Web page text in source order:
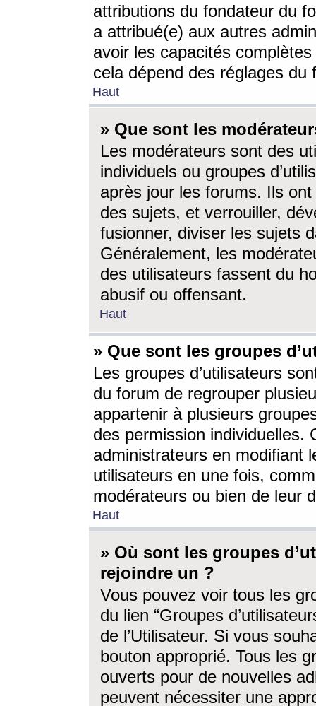
attributions du fondateur du
a attribué(e) aux autres
avoir les capacités
cela dépend des réglages du
Haut
» Que sont les
Les modérateurs sont des
individuels ou groupes
après jour les forums. Ils ont
des sujets, et verrouiller,
fusionner, diviser les sujets
Généralement, les
des utilisateurs fassent du
abusif ou offensant.
Haut
» Que sont les groupes
Les groupes d’utilisateurs
du forum de regrouper
appartenir à plusieurs
des permission individuelles.
administrateurs en modifiant
utilisateurs en une fois,
modérateurs ou bien de leur
Haut
» Où sont les groupes
rejoindre un ?
Vous pouvez voir tous les
du lien “Groupes
de l’Utilisateur. Si vous
bouton approprié. Tous les
ouverts pour de nouvelles
peuvent nécessiter une